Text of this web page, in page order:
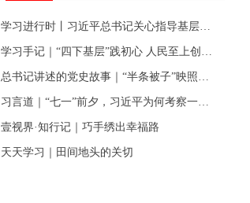
壹视界·知行记｜巧手绣出幸福路
天天学习｜田间地头的关切